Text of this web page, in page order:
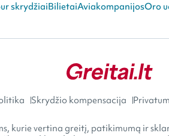
skrydžiaiBilietaiAviakompanijosOro
Skrydžio kompensacija
kurie vertina greitį, patikimumą ir